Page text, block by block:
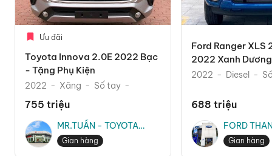
Ưu đãi
Toyota Innova 2.0E 2022 Bạc
- Tặng Phụ Kiện
2022 Xăng Số tay
755 triệu
MR.TUẤN - TOYOTA
THĂNG LONG
Gian hàng
Ford Ranger XLS
2022 Xanh
Mãi Phụ Kiện
2022 Diesel
688 triệu
FORD
MR.TRUNG
Gian hàng